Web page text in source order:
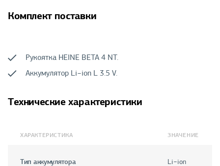
Комплект поставки
Рукоятка HEINE BETA 4 NT.
Аккумулятор Li−ion L 3.5 V.
Технические характеристики
ХАРАКТЕРИСТИКА ЗНАЧЕНИЕ
Тип аккумулятора Li−ion